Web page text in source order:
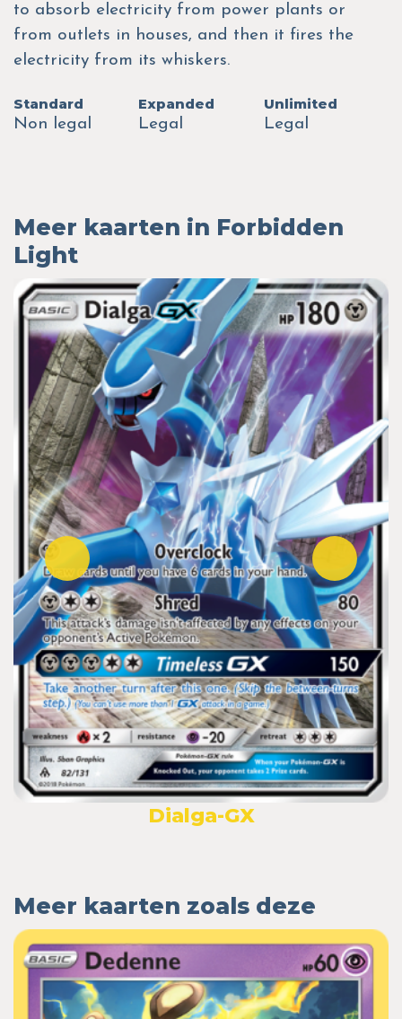
to absorb electricity from power plants or
from outlets in houses, and then it fires the
electricity from its whiskers.
Standard
Non legal
Expanded
Legal
Unlimited
Legal
Meer kaarten in Forbidden
Light
Dialga-GX
Meer kaarten zoals deze